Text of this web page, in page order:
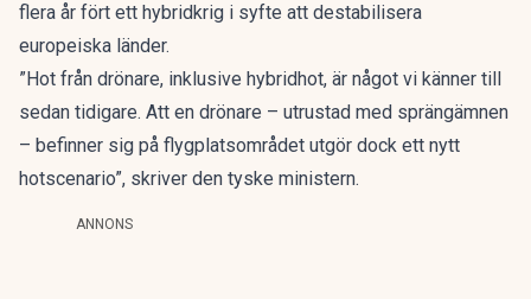
flera år fört ett hybridkrig i syfte att destabilisera
europeiska länder.
”Hot från drönare, inklusive hybridhot, är något vi känner till
sedan tidigare. Att en drönare – utrustad med sprängämnen
– befinner sig på flygplatsområdet utgör dock ett nytt
hotscenario”, skriver den tyske ministern.
ANNONS